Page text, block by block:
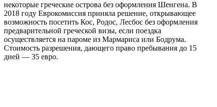
некоторые греческие острова без оформления Шенгена. В
2018 году Еврокомиссия приняла решение, открывающее
возможность посетить Кос, Родос, Лесбос без оформления
предварительной греческой визы, если поездка
осуществляется на пароме из Мармариса или Бодрума.
Стоимость разрешения, дающего право пребывания до 15
дней — 35 евро.